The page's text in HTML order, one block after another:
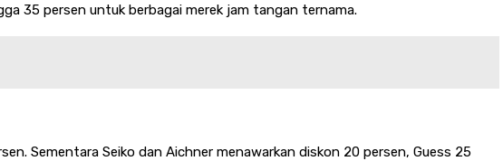
35 persen untuk berbagai merek jam tangan ternama.
Sementara Seiko dan Aichner menawarkan diskon 20 persen, Guess 25